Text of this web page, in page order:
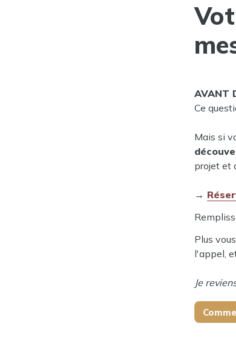
AVANT
Ce
Mais si
projet et
→
Plus
l'appel,
Je